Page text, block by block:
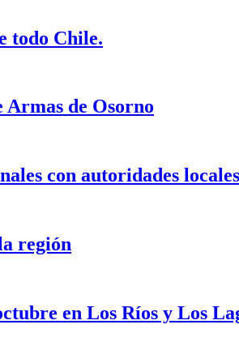
todo Chile.
Armas de Osorno
con autoridades locales
región
en Los Ríos y Los